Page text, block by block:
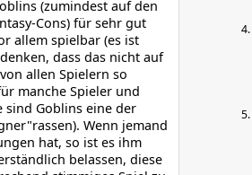
(zumindest auf den
Cons) für sehr gut
allem spielbar (es ist
dass das nicht auf
allen Spielern so
manche Spieler und
sind Goblins eine der
Wenn jemand
hat, so ist es ihm
belassen, diese